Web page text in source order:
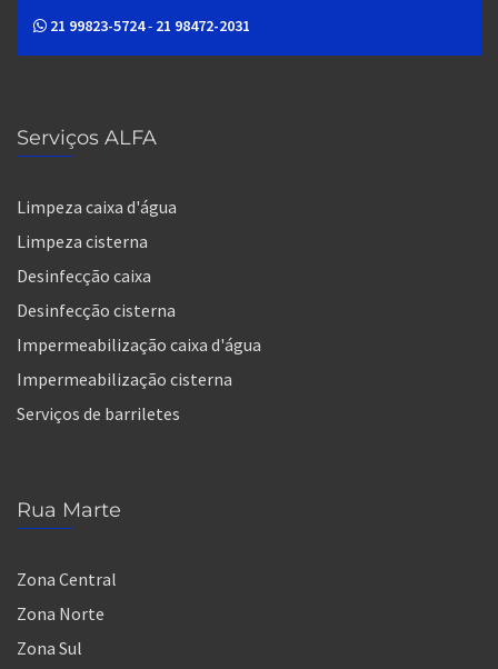
21 99823-5724- 21 98472-2031
Serviços ALFA
Limpeza caixa d'água
Limpeza cisterna
Desinfecção caixa
Desinfecção cisterna
Impermeabilização caixa d'água
Impermeabilização cisterna
Serviços de barriletes
Rua Marte
Zona Central
Zona Norte
Zona Sul